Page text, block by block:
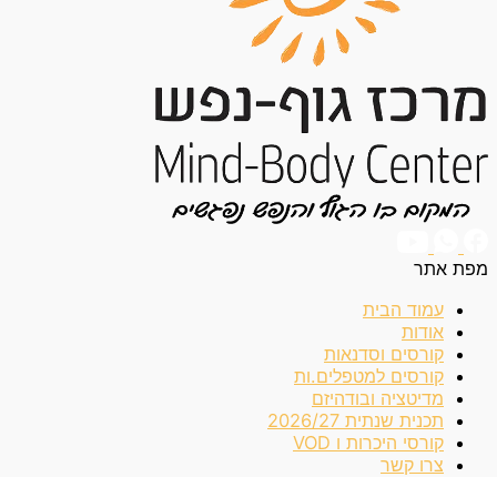
מפת אתר
עמוד הבית
אודות
קורסים וסדנאות
קורסים למטפלים.ות
מדיטציה ובודהיזם
תכנית שנתית 2026/27
קורסי היכרות ו VOD
צרו קשר